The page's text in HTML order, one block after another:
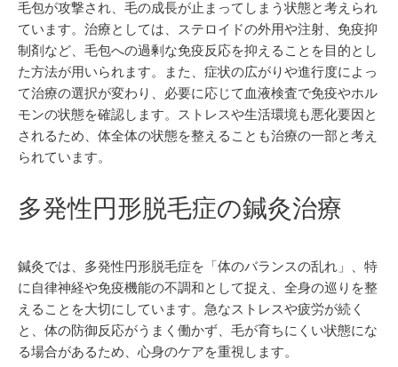
毛包が攻撃され、毛の成長が止まってしまう状態と考えられ
ています。治療としては、ステロイドの外用や注射、免疫抑
制剤など、毛包への過剰な免疫反応を抑えることを目的とし
た方法が用いられます。また、症状の広がりや進行度によっ
て治療の選択が変わり、必要に応じて血液検査で免疫やホル
モンの状態を確認します。ストレスや生活環境も悪化要因と
されるため、体全体の状態を整えることも治療の一部と考え
られています。
多発性円形脱毛症の鍼灸治療
鍼灸では、多発性円形脱毛症を「体のバランスの乱れ」、特
に自律神経や免疫機能の不調和として捉え、全身の巡りを整
えることを大切にしています。急なストレスや疲労が続く
と、体の防御反応がうまく働かず、毛が育ちにくい状態にな
る場合があるため、心身のケアを重視します。